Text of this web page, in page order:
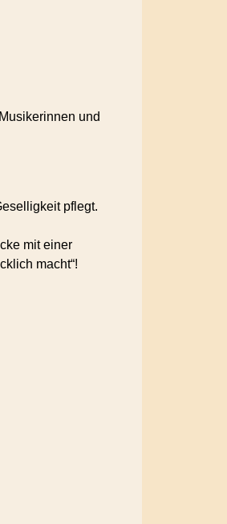
und
pflegt.
mit einer
macht“!